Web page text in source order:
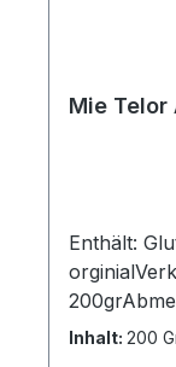
Mie Telor
Enthält:
10,3
Inhalt: 200